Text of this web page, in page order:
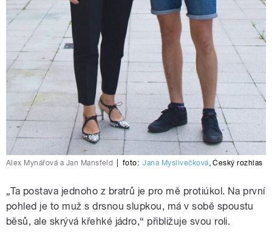
Alex Mynářová a Jan Mansfeld foto: Jana Myslivečková,Český rozhlas
„Ta postava jednoho z bratrů je pro mě protiúkol. Na první
pohled je to muž s drsnou slupkou, má v sobě spoustu
běsů, ale skrývá křehké jádro,“ přibližuje svou roli.